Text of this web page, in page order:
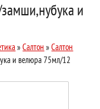
и
»Салтон »Салтон
и велюра 75мл/12